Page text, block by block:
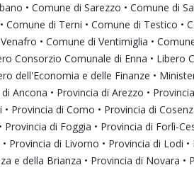
• Comune di Sarezzo • Comune di
di Terni • Comune di Testico
• Comune di Ventimiglia •
Consorzio Comunale di Enna • Libero
dell'Economia e delle Finanze •
Ancona • Provincia di Arezzo •
Provincia di Como • Provincia di
di Foggia • Provincia di Forlì-
di Livorno • Provincia di Lodi
e della Brianza • Provincia di Novara •